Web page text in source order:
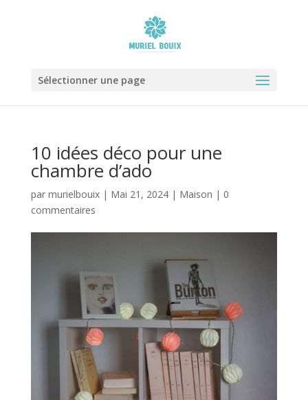
Sélectionner une page
10 idées déco pour une
chambre d’ado
par murielbouix| Mai 21, 2024| Maison | 0
commentaires